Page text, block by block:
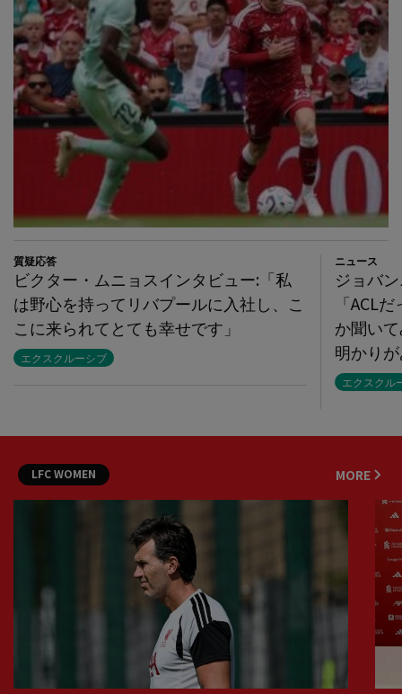
質疑応答
ビクター・ムニョスインタビュー:「私
は野心を持ってリバプールに入社し、こ
こに来られてとても幸せです」
エクスクルーシブ
ニュース
ジョバ
「ACL
か聞い
明かり
エクスクル
LFC WOMEN MORE